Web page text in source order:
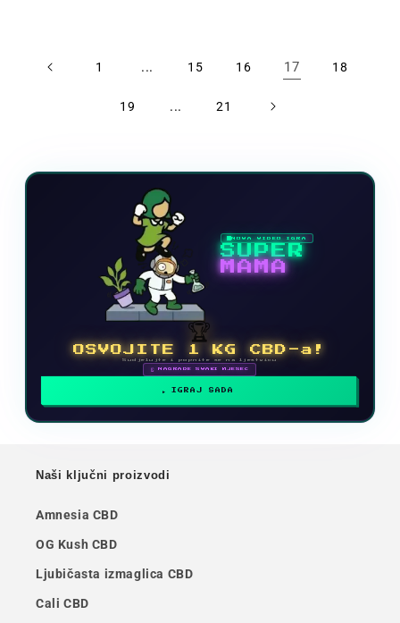
1 ... 15 16 17 18
19 ... 21
NOVA VIDEO IGRA
SUPER
MAMA
🏆
OSVOJITE 1 KG CBD-a!
Sudjelujte i popnite se na ljestvicu
🗓 NAGRADE SVAKI MJESEC
IGRAJ SADA
Naši ključni proizvodi
Amnesia CBD
OG Kush CBD
Ljubičasta izmaglica CBD
Cali CBD